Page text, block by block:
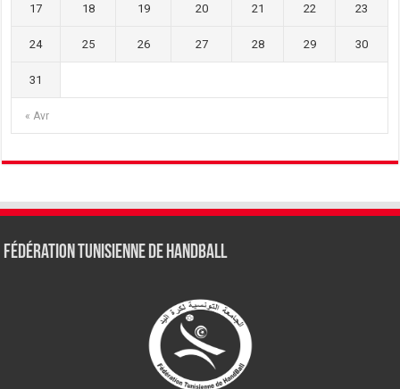
« Avr
17 18 19 20 21 22 23
24 25 26 27 28 29 30
31
Fédération tunisienne de Handball